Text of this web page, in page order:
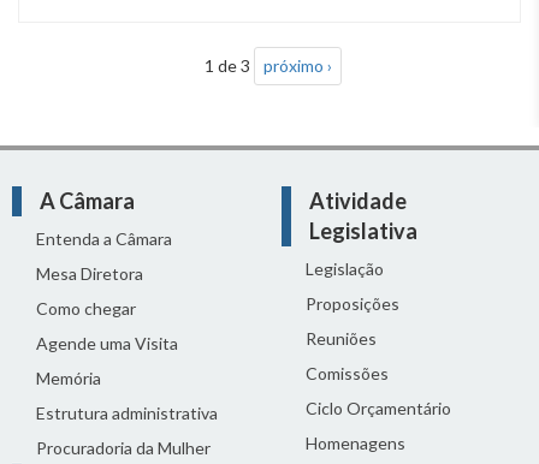
1 de 3 próximo ›
A Câmara
Entenda a Câmara
Mesa Diretora
Como chegar
Agende uma Visita
Memória
Estrutura administrativa
Procuradoria da Mulher
Atividade
Legislativa
Legislação
Proposições
Reuniões
Comissões
Ciclo Orçamentário
Homenagens